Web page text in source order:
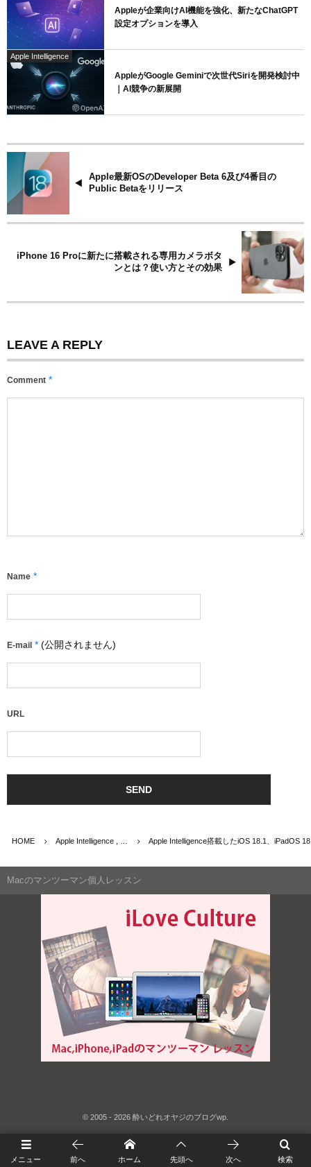
Appleが企業向けAI機能を強化、新たなChatGPT
設定オプションを導入
Apple Intelligence
AppleがGoogle Geminiで次世代Siriを開発検討中
｜AI競争の新展開
Apple最新OSのDeveloper Beta 6及び4番目の
Public Betaをリリース
iPhone 16 Proに新たに搭載される専用カメラボタ
ンとは？使い方とその効果
LEAVE A REPLY
Comment *
Name *
E-mail * (公開されません)
URL
HOME Apple Intelligence , … Apple Intelligence搭載したiOS 18.1、iPadOS
Macのマンツーマン個人レッスン
© 2005 - 2026 酔いどれオヤジのブログwp
メニュー 検索
前へ ホーム 先頭へ 次へ